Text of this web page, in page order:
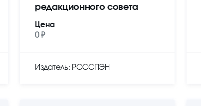
редакционного совета
Цена
0 ₽
Издатель: РОССПЭН